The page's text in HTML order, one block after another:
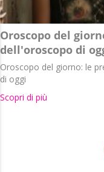
Oroscopo del
dell'oroscopo di
Oroscopo del giorno: le
di oggi
Scopri di più